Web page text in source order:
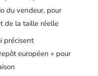
du vendeur, pour
de la taille réelle
précisent
européen » pour